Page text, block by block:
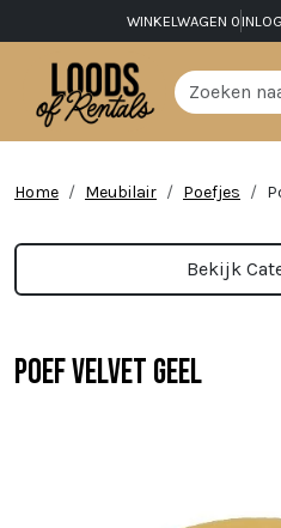
WINKELWAGEN 0
Home Meubilair Poefjes
Bekijk
Poef velvet geel